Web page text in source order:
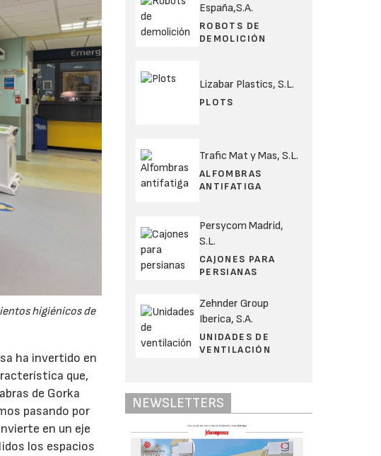
higiénicos de
ha invertido en
que,
de Gorka
pasando por
en un eje
los espacios
España,S.A.
ROBOTS DE
DEMOLICIÓN
Lizabar Plastics, S.L.
PLOTS
Trafic Mat y Mas, S.L.
ALFOMBRAS
ANTIFATIGA
Persycom Madrid,
S.L.
CAJONES PARA
PERSIANAS
Zehnder Group
Iberica, S.A.
UNIDADES DE
VENTILACIÓN
NEWSLETTERS